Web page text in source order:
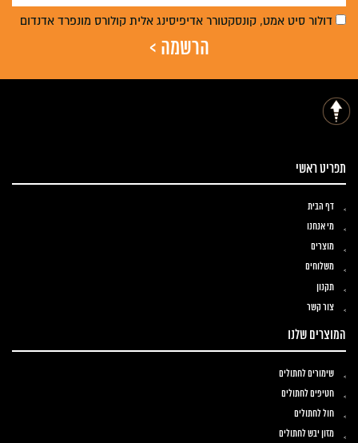
דולור סיט אמט, קונסקטורר אדיפיסינג אלית קולורס מונפרד אדנדום
תפריט ראשי
דף הבית
מי אנחנו
מוצרים
משלוחים
תקנון
צור קשר
המוצרים שלנו
שימורים לחתולים
חטיפים לחתולים
חול לחתולים
מזון יבש לחתולים